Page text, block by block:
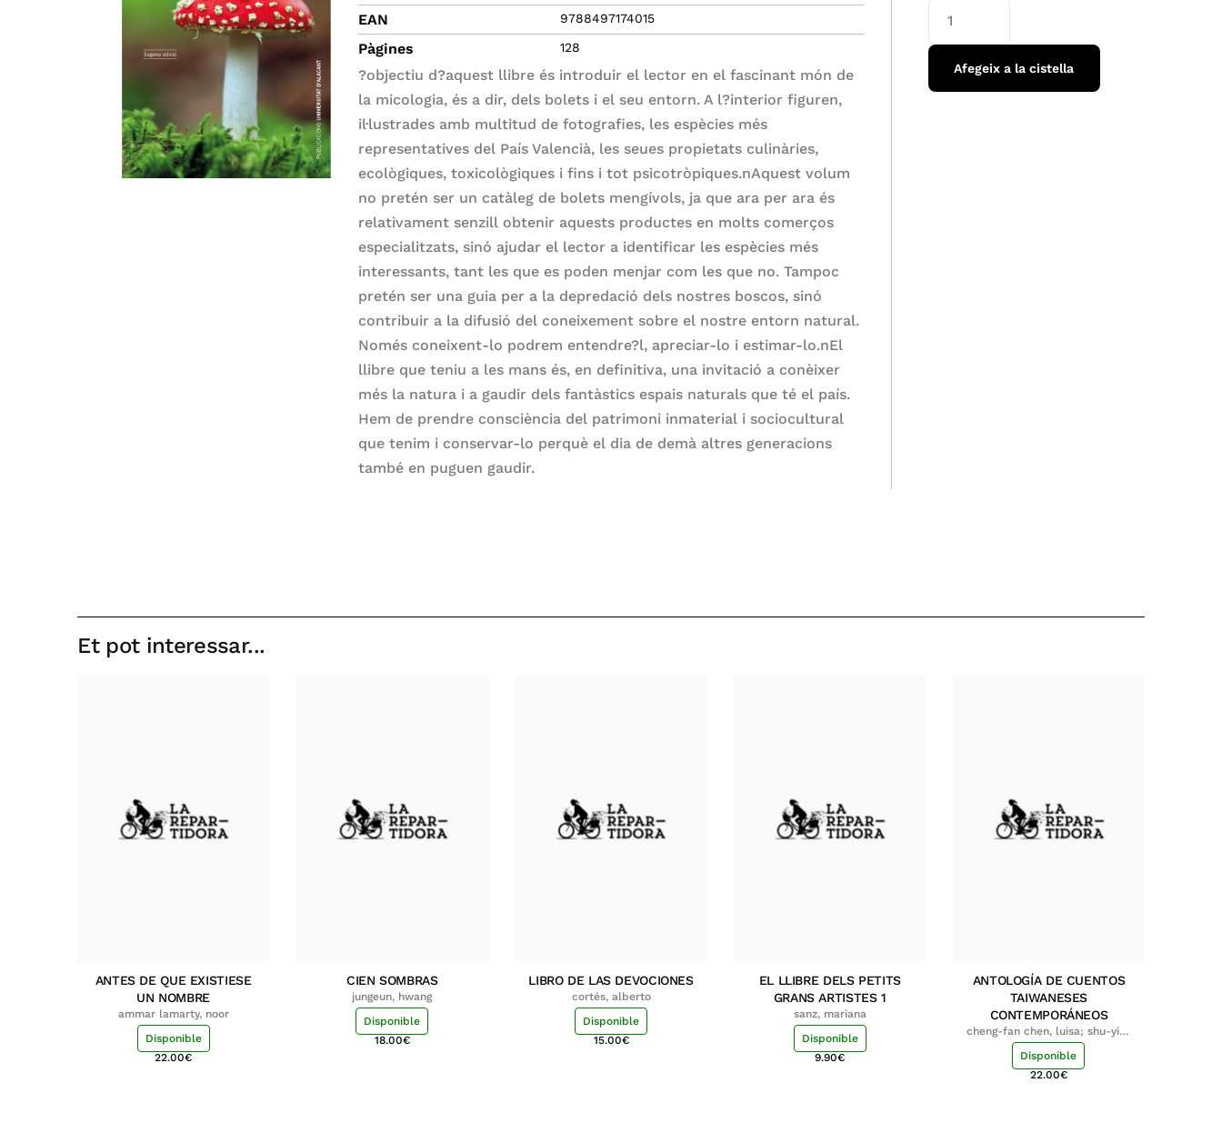
EAN 9788497174015
Pàgines 128
?objectiu d?aquest llibre és introduir el lector en el fascinant món de
la micologia, és a dir, dels bolets i el seu entorn. A l?interior figuren,
il·lustrades amb multitud de fotografies, les espècies més
representatives del País Valencià, les seues propietats culinàries,
ecològiques, toxicològiques i fins i tot psicotròpiques.nAquest volum
no pretén ser un catàleg de bolets mengívols, ja que ara per ara és
relativament senzill obtenir aquests productes en molts comerços
especialitzats, sinó ajudar el lector a identificar les espècies més
interessants, tant les que es poden menjar com les que no. Tampoc
pretén ser una guia per a la depredació dels nostres boscos, sinó
contribuir a la difusió del coneixement sobre el nostre entorn natural.
Només coneixent-lo podrem entendre?l, apreciar-lo i estimar-lo.nEl
llibre que teniu a les mans és, en definitiva, una invitació a conèixer
més la natura i a gaudir dels fantàstics espais naturals que té el país.
Hem de prendre consciència del patrimoni inmaterial i sociocultural
que tenim i conservar-lo perquè el dia de demà altres generacions
també en puguen gaudir.
Afegeix a la cistella
Et pot interessar...
ANTES DE QUE EXISTIESE
UN NOMBRE
ammar lamarty, noor
Disponible
22.00€
CIEN SOMBRAS
jungeun, hwang
Disponible
18.00€
LIBRO DE LAS DEVOCIONES
cortés, alberto
Disponible
15.00€
EL LLIBRE DELS PETITS
GRANS ARTISTES 1
sanz, mariana
Disponible
9.90€
ANTOLOGÍA DE CUENTOS
TAIWANESES
CONTEMPORÁNEOS
cheng-fan chen, luisa; shu-ying
chang, luisa
Disponible
22.00€